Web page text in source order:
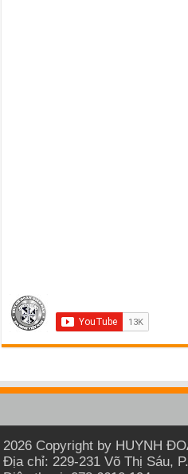
2026 Copyright by HUYNH
Địa chỉ: 229-231 Võ Thị Sáu,